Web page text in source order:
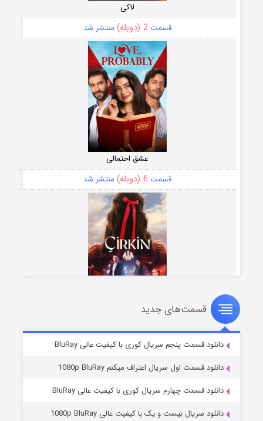
لاکی
قسمت2 (دوبله) منتشر شد
عشق احتمالی
قسمت 6 (دوبله) منتشر شد
سریال زشت
قسمت5 (زیرنویس) منتشر شد
قسمت‌های جدید
دانلود قسمت پنجم سریال کوری با کیفیت عالی BluRay
دانلود قسمت اول سریال اعتراف میکنم 1080p BluRay
دانلود قسمت چهارم سریال کوری با کیفیت عالی BluRay
دانلود سریال بیست و یک با کیفیت عالی 1080p BluRay